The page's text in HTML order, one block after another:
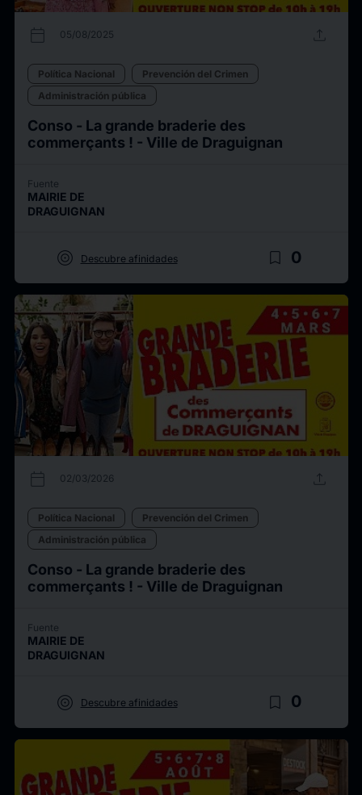
calendar_today 05/08/2025 upload
Política Nacional
Prevención del Crimen
Administración pública
Conso - La grande braderie des
commerçants ! - Ville de Draguignan
Fuente
MAIRIE DE
DRAGUIGNAN
target Descubre afinidades bookmark_border 0
calendar_today 02/03/2026 upload
Política Nacional
Prevención del Crimen
Administración pública
Conso - La grande braderie des
commerçants ! - Ville de Draguignan
Fuente
MAIRIE DE
DRAGUIGNAN
target Descubre afinidades bookmark_border 0